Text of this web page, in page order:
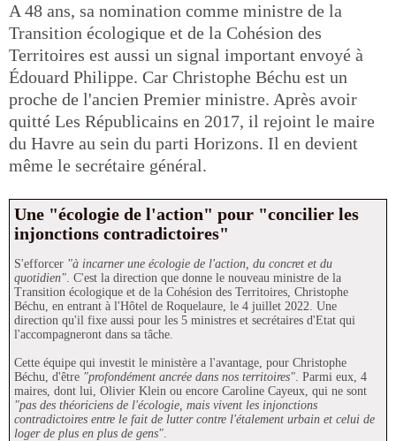
A 48 ans, sa nomination comme ministre de la
Transition écologique et de la Cohésion des
Territoires est aussi un signal important envoyé à
Édouard Philippe. Car Christophe Béchu est un
proche de l'ancien Premier ministre. Après avoir
quitté Les Républicains en 2017, il rejoint le maire
du Havre au sein du parti Horizons. Il en devient
même le secrétaire général.
Une "écologie de l'action" pour "concilier les
injonctions contradictoires"
S'efforcer "à incarner une écologie de l'action, du concret et du
quotidien". C'est la direction que donne le nouveau ministre de la
Transition écologique et de la Cohésion des Territoires, Christophe
Béchu, en entrant à l'Hôtel de Roquelaure, le 4 juillet 2022. Une
direction qu'il fixe aussi pour les 5 ministres et secrétaires d'Etat qui
l'accompagneront dans sa tâche.
Cette équipe qui investit le ministère a l'avantage, pour Christophe
Béchu, d'être "profondément ancrée dans nos territoires". Parmi eux, 4
maires, dont lui, Olivier Klein ou encore Caroline Cayeux, qui ne sont
"pas des théoriciens de l'écologie, mais vivent les injonctions
contradictoires entre le fait de lutter contre l'étalement urbain et celui de
loger de plus en plus de gens".